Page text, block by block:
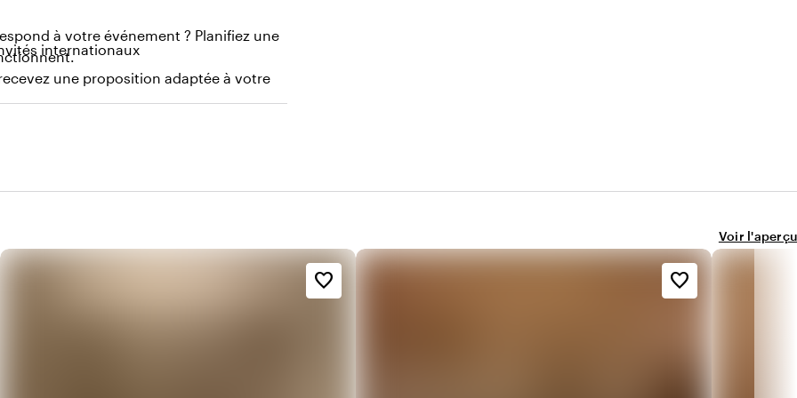
internationaux
à votre événement ? Planifiez une
une proposition adaptée à votre
Voir l'aperçu
favorite_border favorite_border